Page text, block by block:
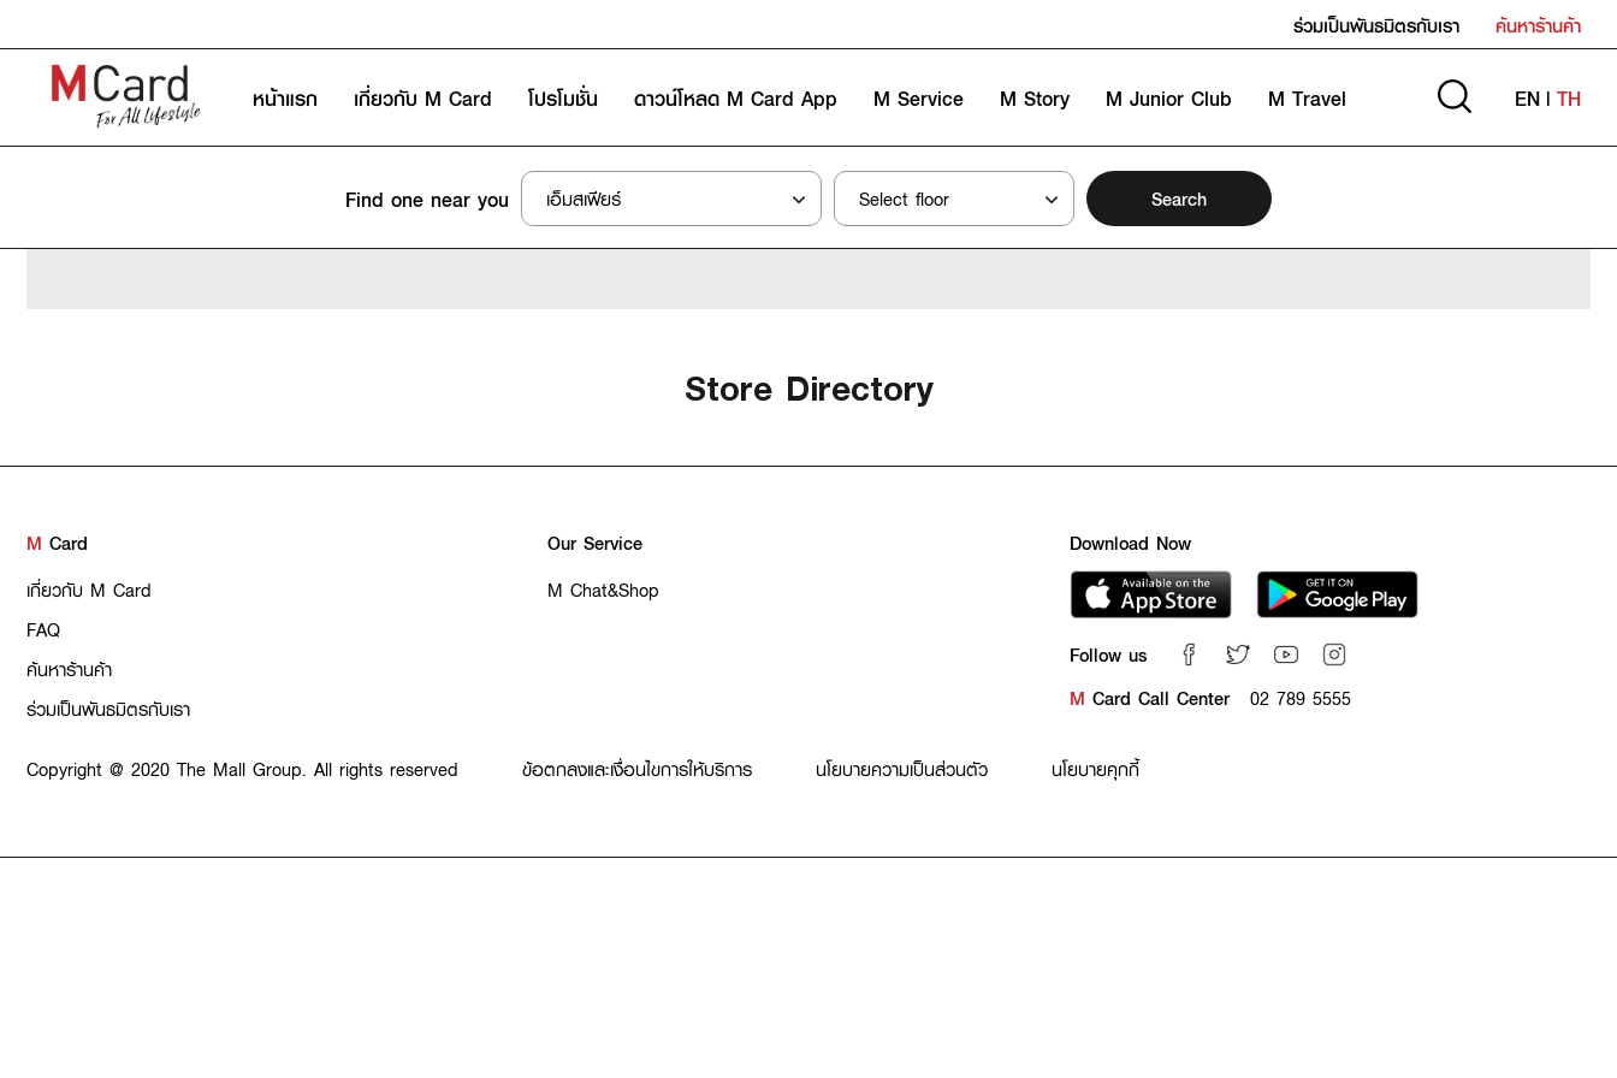
ร่วมเป็นพันธมิตรกับเรา ค้นหาร้านค้า
หน้าแรก เกี่ยวกับ M Card โปรโมชั่น ดาวน์โหลด M Card App M Service M Story M Junior Club M Travel EN | TH
Find one near you Search
Store Directory
M Card
เกี่ยวกับ M Card
FAQ
ค้นหาร้านค้า
ร่วมเป็นพันธมิตรกับเรา
Our Service
M Chat&Shop
Download Now
Follow us
M Card Call Center 02 789 5555
Copyright @ 2020 The Mall Group. All rights reserved ข้อตกลงและเงื่อนไขการให้บริการ นโยบายความเป็นส่วนตัว นโยบายคุกกี้